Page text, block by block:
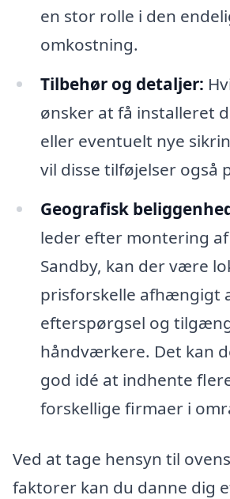
en stor rolle i den
omkostning.
Tilbehør og detaljer:
ønsker at få installeret
eller eventuelt nye
vil disse tilføjelser også
Geografisk
leder efter montering
Sandby, kan der være
prisforskelle afhængigt
efterspørgsel og
håndværkere. Det kan
god idé at indhente
forskellige firmaer i
Ved at tage hensyn til
faktorer kan du danne dig